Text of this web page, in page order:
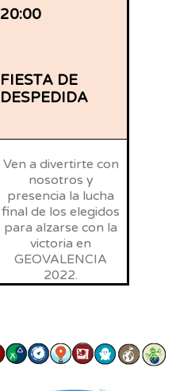
20:00
FIESTA DE
DESPEDIDA
Ven a divertirte con
nosotros y
presencia la lucha
final de los elegidos
para alzarse con la
victoria en
GEOVALENCIA
2022.